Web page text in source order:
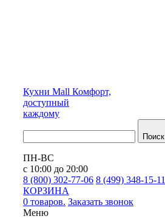
Кухни Mall Комфорт,
доступный
каждому
Поиск
ПН-ВС
с 10:00 до 20:00
8 (800) 302-77-06 8 (499) 348-15-11
КОРЗИНА
0 товаров. Заказать звонок
Меню